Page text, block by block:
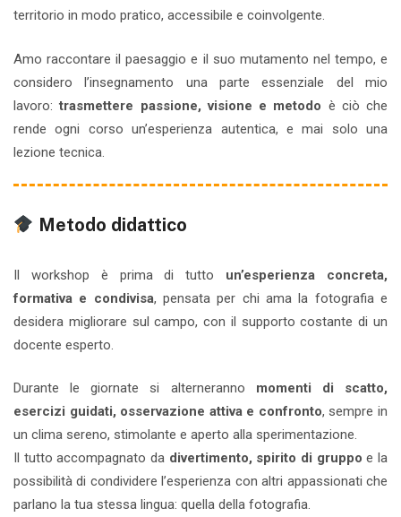
territorio in modo pratico, accessibile e coinvolgente.
Amo raccontare il paesaggio e il suo mutamento nel tempo, e
considero l’insegnamento una parte essenziale del mio
lavoro:trasmettere passione, visione e metodo è ciò che
rende ogni corso un’esperienza autentica, e mai solo una
lezione tecnica.
Metodo didattico
Il workshop è prima di tutto un’esperienza concreta,
formativa e condivisa, pensata per chi ama la fotografia e
desidera migliorare sul campo, con il supporto costante di un
docente esperto.
Durante le giornate si alterneranno momenti di scatto,
esercizi guidati, osservazione attiva e confronto, sempre in
un clima sereno, stimolante e aperto alla sperimentazione.
Il tutto accompagnato da divertimento, spirito di gruppo e la
possibilità di condividere l’esperienza con altri appassionati che
parlano la tua stessa lingua: quella della fotografia.